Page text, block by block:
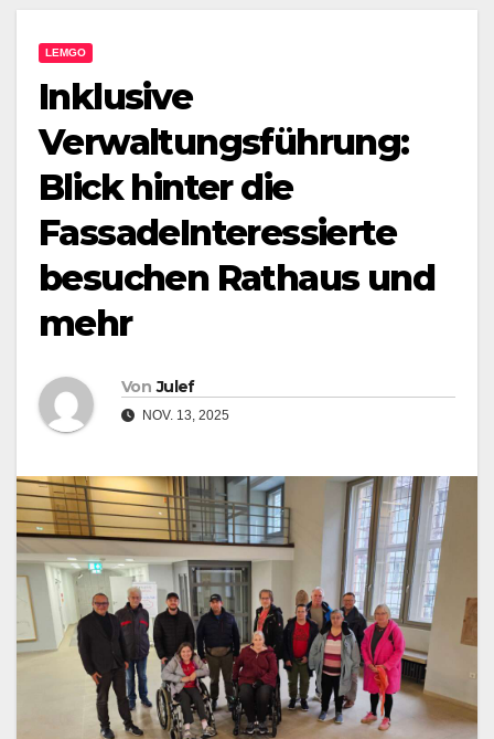
LEMGO
Inklusive
Verwaltungsführung:
Blick hinter die
FassadeInteressierte
besuchen Rathaus und
mehr
Von Julef
NOV. 13, 2025